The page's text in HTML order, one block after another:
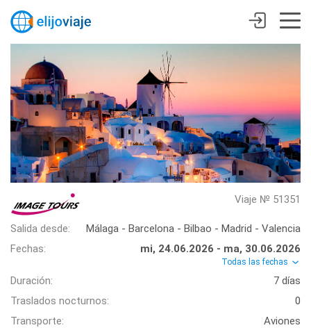
Viaje № 51351
Salida desde:
Málaga - Barcelona - Bilbao - Madrid - Valencia
Fechas:
mi, 24.06.2026 - ma, 30.06.2026
Todas las fechas
Duración:
7 días
Traslados nocturnos:
0
Transporte:
Aviones